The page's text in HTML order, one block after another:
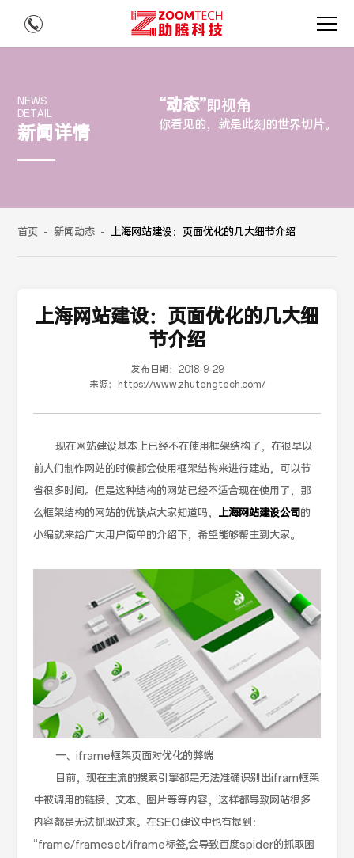
NEWS
DETAIL
新闻详情
“动态”即视角
你看见的，就是此刻的世界切片。
首页 - 新闻动态 - 上海网站建设：页面优化的几大细节介绍
上海网站建设：页面优化的几大细
节介绍
发布日期：
2018-9-29
来源：
https://www.zhutengtech.com/
现在网站建设基本上已经不在使用框架结构了，在很早以
前人们制作网站的时候都会使用框架结构来进行建站，可以节
省很多时间。但是这种结构的网站已经不适合现在使用了，那
么框架结构的网站的优缺点大家知道吗， 上海网站建设公司的
小编就来给广大用户简单的介绍下，希望能够帮主到大家。
一、iframe框架页面对优化的弊端
目前，现在主流的搜索引擎都是无法准确识别出ifram框架
中被调用的链接、文本、图片等等内容，这样都导致网站很多
内容都是无法抓取过来。在SEO建议中也有提到：
“frame/frameset/iframe标签,会导致百度spider的抓取困